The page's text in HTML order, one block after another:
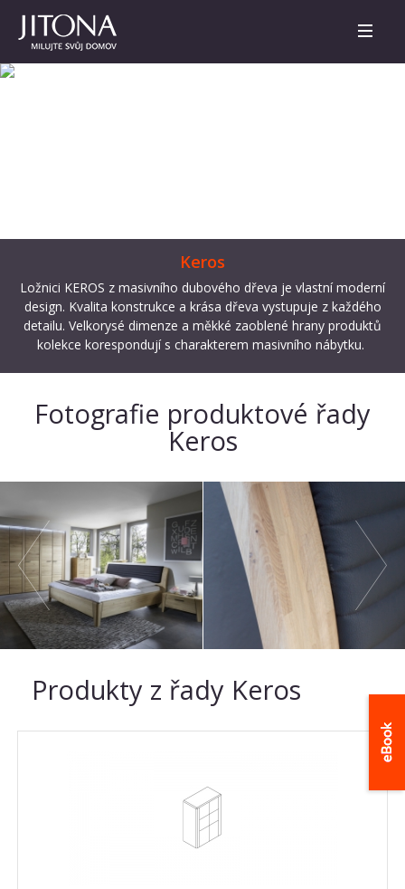
Keros
Ložnici KEROS z masivního dubového dřeva je vlastní moderní
design. Kvalita konstrukce a krása dřeva vystupuje z každého
detailu. Velkorysé dimenze a měkké zaoblené hrany produktů
kolekce korespondují s charakterem masivního nábytku.
Fotografie produktové řady
Keros
Produkty z řady Keros